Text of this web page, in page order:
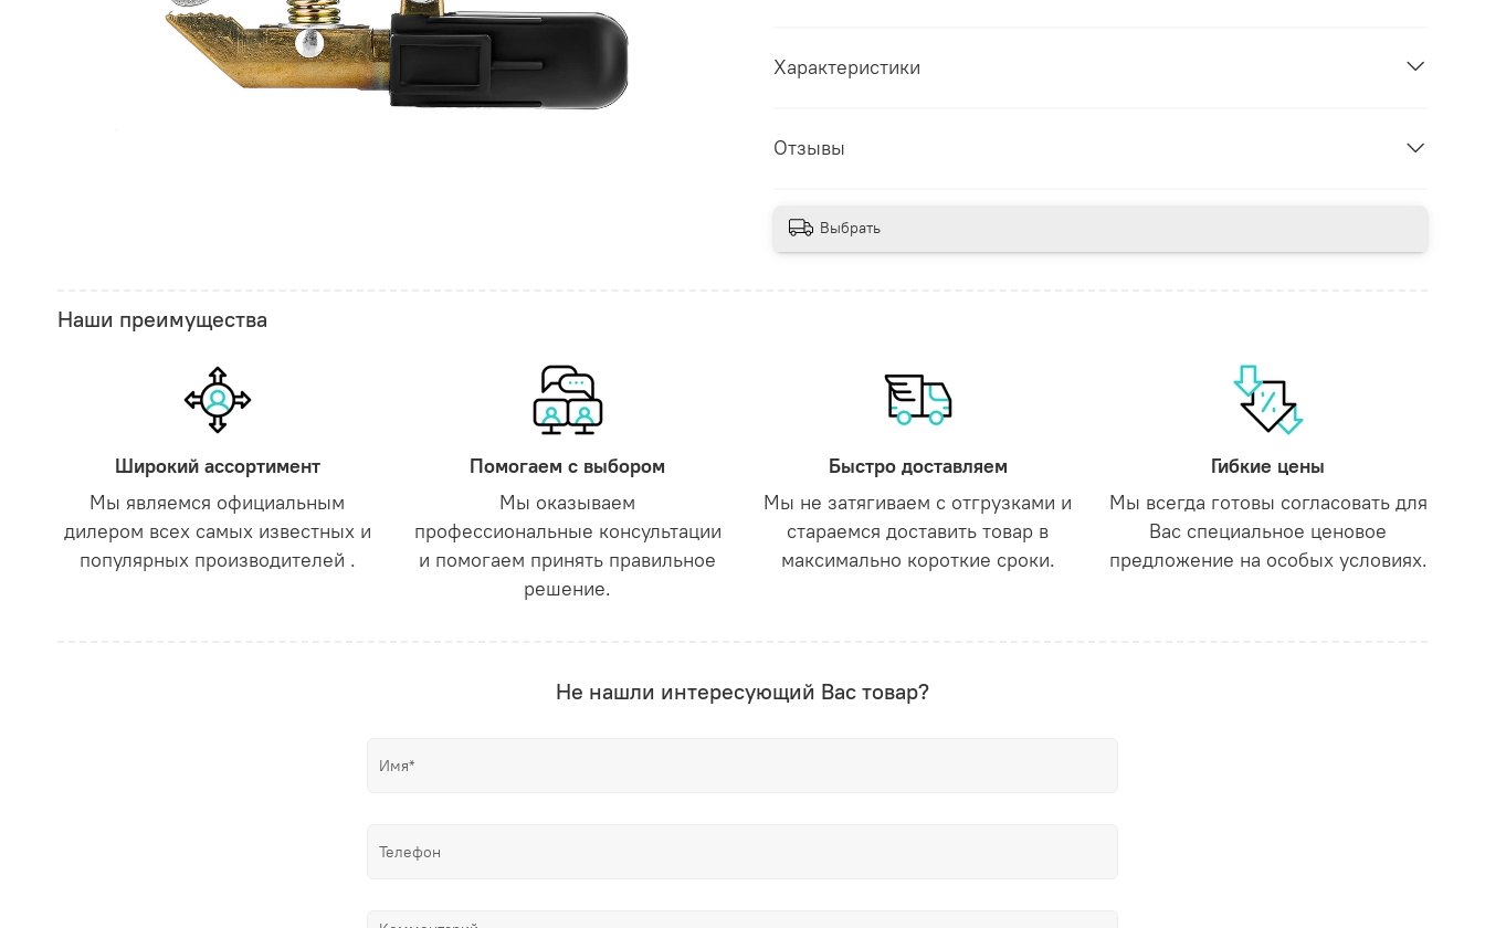
Характеристики
Отзывы
Выбрать
Наши преимущества
Широкий ассортимент
Мы являемся официальным
дилером всех самых известных и
популярных производителей .
Помогаем с выбором
Мы оказываем
профессиональные консультации
и помогаем принять правильное
решение.
Быстро доставляем
Мы не затягиваем с отгрузками и
стараемся доставить товар в
максимально короткие сроки.
Гибкие цены
Мы всегда готовы согласовать для
Вас специальное ценовое
предложение на особых условиях.
Не нашли интересующий Вас товар?